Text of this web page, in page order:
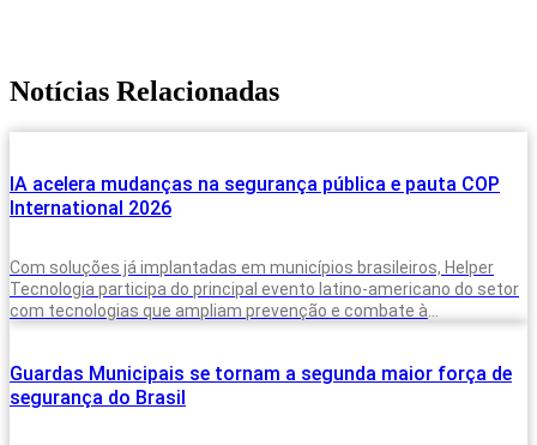
Notícias Relacionadas
IA acelera mudanças na segurança pública e pauta COP
International 2026
Com soluções já implantadas em municípios brasileiros, Helper
Tecnologia participa do principal evento latino-americano do setor
com tecnologias que ampliam prevenção e combate à
Guardas Municipais se tornam a segunda maior força de
segurança do Brasil